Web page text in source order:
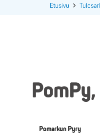
Etusivu
Pomarkun Pyry